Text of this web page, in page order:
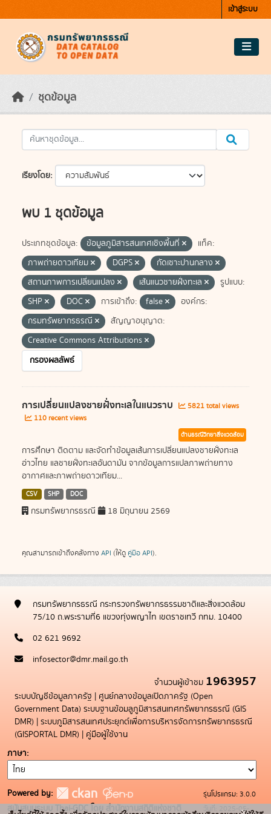
เข้าสู่ระบบ
ชุดข้อมูล
เรียงโดย
พบ 1 ชุดข้อมูล
ประเภทชุดข้อมูล: ข้อมูลภูมิสารสนเทศเชิงพื้นที่
แท็ค:
ภาพถ่ายดาวเทียม
DGPS
กัดเซาะปานกลาง
สถานภาพการเปลี่ยนแปลง
เส้นแนวชายฝั่งทะเล
รูปแบบ:
SHP
DOC การเข้าถึง: false
องค์กร:
กรมทรัพยากรธรณี
สัญญาอนุญาต:
Creative Commons Attributions
กรองผลลัพธ์
การเปลี่ยนแปลงชายฝั่งทะเลในแนวราบ
5821 total views
110 recent views
ด้านธรณีวิทยาสิ่งแวดล้อม
การศึกษา ติดตาม และจัดทำข้อมูลเส้นการเปลี่ยนแปลงชายฝั่งทะเล
อ่าวไทย แลชายฝั่งทะเลอันดามัน จากข้อมูลการแปลภาพถ่ายทาง
อากาศและภาพถ่ายดาวเทียม...
CSV SHP DOC
กรมทรัพยากรธรณี 18 มิถุนายน 2569
คุณสามารถเข้าถึงคลังทาง API (ให้ดู คู่มือ API).
กรมทรัพยากรธรณี กระทรวงทรัพยากรธรรมชาติและสิ่งแวดล้อม
75/10 ถ.พระรามที่6 แขวงทุ่งพญาไท เขตราชเทวี กทม. 10400
02 621 9692
infosector@dmr.mail.go.th
จำนวนผู้เข้าชม 1963957
ระบบบัญชีข้อมูลภาครัฐ | ศูนย์กลางข้อมูลเปิดภาครัฐ (Open
Government Data) ระบบฐานข้อมลูภูมิสารสนเทศทรัพยากรธรณี (GIS
DMR) | ระบบภูมิสารสนเทศประยุกต์เพื่อการบริหารจัดการทรัพยากรธรณี
(GISPORTAL DMR) | คู่มือผู้ใช้งาน
ภาษา
Powered by:
สนับสนุนระบบ Thai-GDC โดย สำนักงานสถิติแห่งชาติ
รุ่นโปรแกรม: 3.0.0
วันที่: 2025-05-